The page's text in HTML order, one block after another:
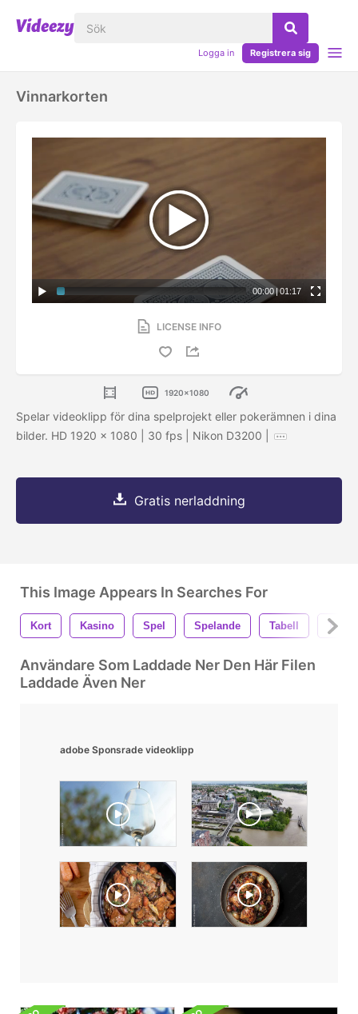
Logga in Registrera sig
Vinnarkorten
00:00 |01:17
LICENSE INFO
1920x1080
Spelar videoklipp för dina spelprojekt eller pokerämnen i dina
bilder. HD 1920 x 1080 | 30 fps | Nikon D3200 |
Gratis nerladdning
This Image Appears In Searches For
Kort Kasino Spel Spelande Tabell Tur
Användare Som Laddade Ner Den Här Filen
Laddade Även Ner
adobe Sponsrade videoklipp